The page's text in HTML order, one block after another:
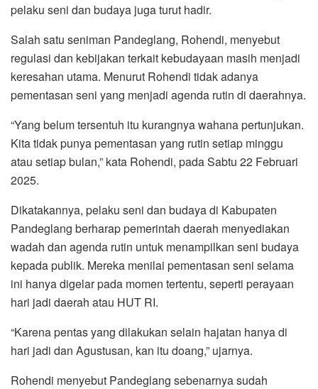
pelaku seni dan budaya juga turut hadir.
Salah satu seniman Pandeglang, Rohendi, menyebut
regulasi dan kebijakan terkait kebudayaan masih menjadi
keresahan utama. Menurut Rohendi tidak adanya
pementasan seni yang menjadi agenda rutin di daerahnya.
“Yang belum tersentuh itu kurangnya wahana pertunjukan.
Kita tidak punya pementasan yang rutin setiap minggu
atau setiap bulan,” kata Rohendi, pada Sabtu 22 Februari
2025.
Dikatakannya, pelaku seni dan budaya di Kabupaten
Pandeglang berharap pemerintah daerah menyediakan
wadah dan agenda rutin untuk menampilkan seni budaya
kepada publik. Mereka menilai pementasan seni selama
ini hanya digelar pada momen tertentu, seperti perayaan
hari jadi daerah atau HUT RI.
“Karena pentas yang dilakukan selain hajatan hanya di
hari jadi dan Agustusan, kan itu doang,” ujarnya.
Rohendi menyebut Pandeglang sebenarnya sudah